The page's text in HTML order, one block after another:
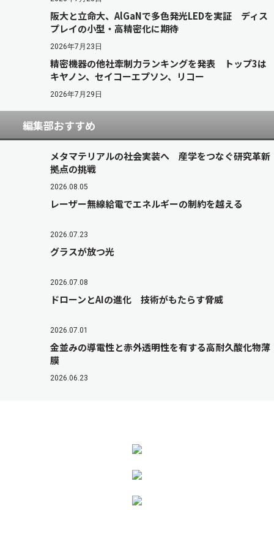
阪大と立命大、AlGaNで多色発光LEDを実証 ディス
プレイの小型・高精密化に期待
2026年7月23日
精密機器の他社牽制力ランキングを発表 トップ3は
キヤノン、セイコーエプソン、リコー
2026年7月29日
編集部おすすめ
メタマテリアルの社会実装へ 産学をつなぐ研究革新
拠点の挑戦
2026.08.05
レーザー無線給電でエネルギーの制約を越える
2026.07.23
グラスが放つ光
2026.07.08
ドローンとAIの進化 技術がもたらす脅威
2026.07.01
金並みの導電性と赤外透明性を有する高耐久酸化物薄
膜
2026.06.23